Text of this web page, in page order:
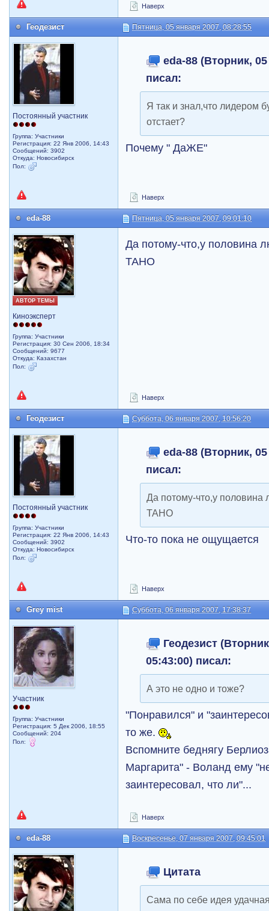
Наверх
Геодезист Пятница, 05 января 2007, 08:28:55
Постоянный участник
Группа: Участники
Регистрация: 22 Янв 2006, 14:43
Сообщений: 3902
Откуда: Новосибирск
Пол:
eda-88 (Вторник,
писал:
Я так и знал,что лидером
отстает?
Почему " ДаЖЕ"
Наверх
eda-88 Пятница, 05 января 2007, 09:01:10
АВТОР ТЕМЫ
Киноэксперт
Группа: Участники
Регистрация: 30 Сен 2006, 18:34
Сообщений: 9677
Откуда: Казахстан
Пол:
Да потому-что,у половина
ТАНО
Наверх
Геодезист Суббота, 06 января 2007, 10:56:20
Постоянный участник
Группа: Участники
Регистрация: 22 Янв 2006, 14:43
Сообщений: 3902
Откуда: Новосибирск
Пол:
eda-88 (Вторник,
писал:
Да потому-что,у половина
ТАНО
Что-то пока не ощущается
Наверх
Grey mist Суббота, 06 января 2007, 17:38:37
Участник
Группа: Участники
Регистрация: 5 Дек 2006, 18:55
Сообщений: 204
Пол:
Геодезист
05:43:00) писал:
А это не одно и тоже?
"Понравился" и
то же.
Вспомните беднягу
Маргарита" - Воланд ему
заинтересовал, что ли"...
Наверх
eda-88 Воскресенье, 07 января 2007, 09:45:01
Цитата
Сама по себе идея